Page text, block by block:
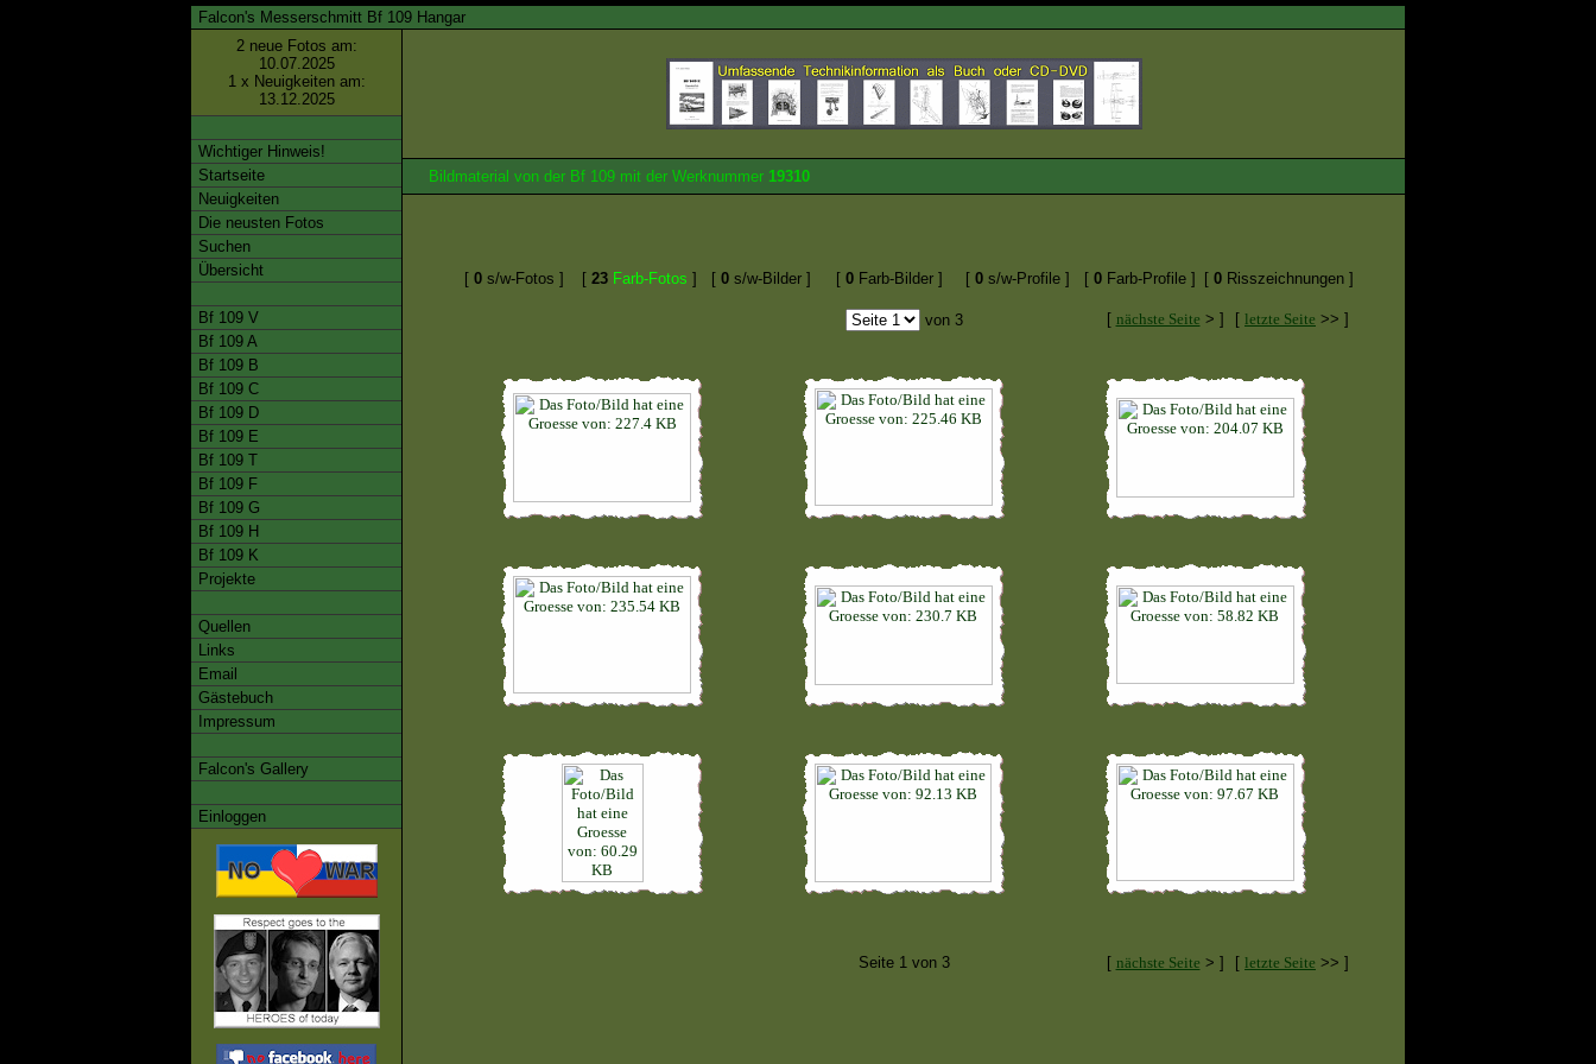
Falcon's Messerschmitt Bf 109 Hangar
2 neue Fotos am:
10.07.2025
1 x Neuigkeiten am:
13.12.2025
Wichtiger Hinweis!
Startseite
Neuigkeiten
Die neusten Fotos
Suchen
Übersicht
Bf 109 V
Bf 109 A
Bf 109 B
Bf 109 C
Bf 109 D
Bf 109 E
Bf 109 T
Bf 109 F
Bf 109 G
Bf 109 H
Bf 109 K
Projekte
Quellen
Links
Email
Gästebuch
Impressum
Falcon's Gallery
Einloggen
Bildmaterial von der Bf 109 mit der Werknummer 19310
[ 0 s/w-Fotos ] [ 23 Farb-Fotos ] [ 0 s/w-Bilder ] [ 0 Farb-Bilder ] [ 0 s/w-Profile ] [ 0 Farb-Profile ] [ 0 Risszeichnungen ]
von 3 [ nächste Seite > ] [ letzte Seite >> ]
Seite 1 von 3 [ nächste Seite > ] [ letzte Seite >> ]